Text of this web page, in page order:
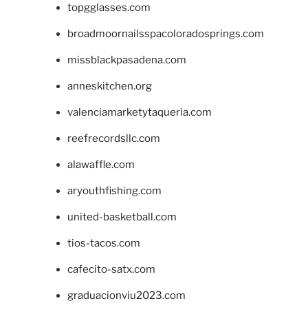
topgglasses.com
broadmoornailsspacoloradosprings.com
missblackpasadena.com
anneskitchen.org
valenciamarketytaqueria.com
reefrecordsllc.com
alawaffle.com
aryouthfishing.com
united-basketball.com
tios-tacos.com
cafecito-satx.com
graduacionviu2023.com